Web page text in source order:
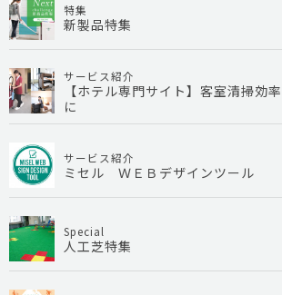
特集
新製品特集
サービス紹介
【ホテル専門サイト】客室清掃効
に
サービス紹介
ミセル ＷＥＢデザインツール
Special
人工芝特集